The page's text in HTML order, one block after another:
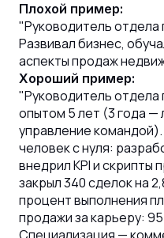
Плохой пример:
"Руководитель
Развивал бизнес,
аспекты продаж
Хороший пример:
"Руководитель
опытом 5 лет (3 года —
управление
человек с нуля:
внедрил KPI и скрипты
закрыл 340 сделок на
процент выполнения
продажи за карьеру: